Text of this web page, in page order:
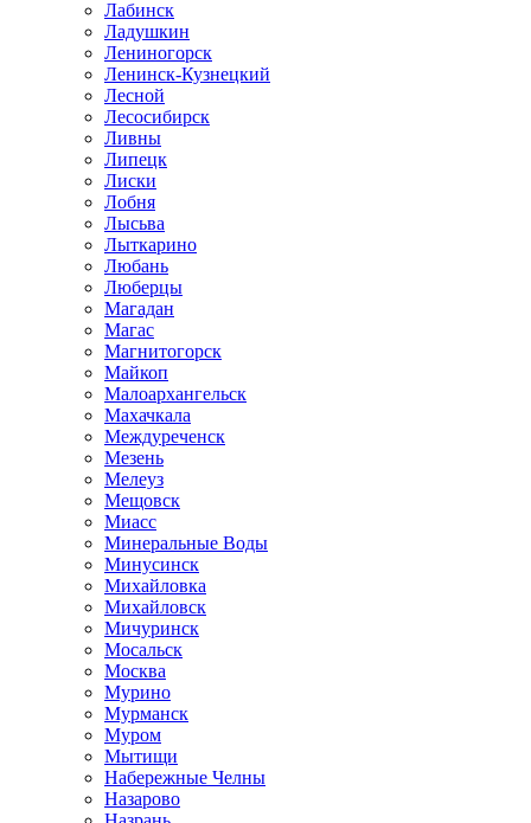
Лабинск
Ладушкин
Лениногорск
Ленинск-Кузнецкий
Лесной
Лесосибирск
Ливны
Липецк
Лиски
Лобня
Лысьва
Лыткарино
Любань
Люберцы
Магадан
Магас
Магнитогорск
Майкоп
Малоархангельск
Махачкала
Междуреченск
Мезень
Мелеуз
Мещовск
Миасс
Минеральные Воды
Минусинск
Михайловка
Михайловск
Мичуринск
Мосальск
Москва
Мурино
Мурманск
Муром
Мытищи
Набережные Челны
Назарово